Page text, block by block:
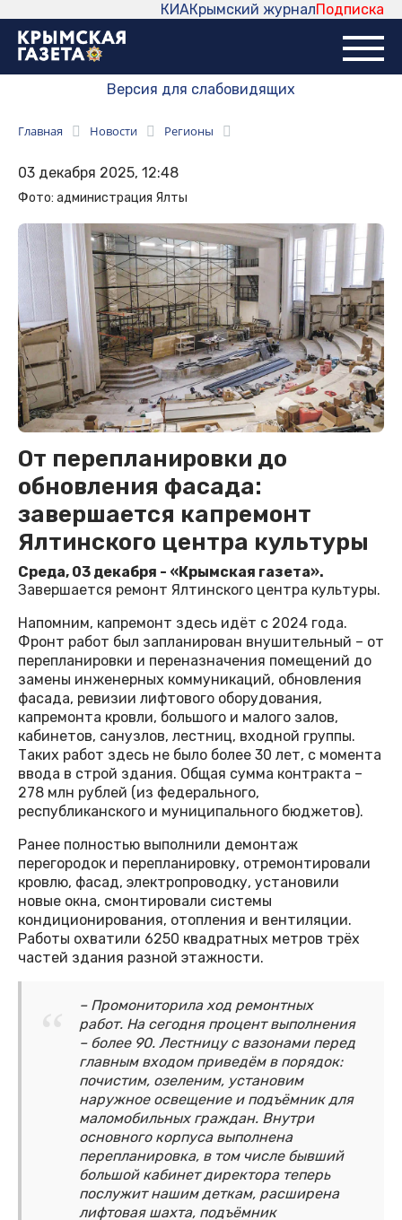
Подписка
Крымский журнал
КИА
Версия для слабовидящих
Главная Новости Регионы
03 декабря 2025, 12:48
Фото: администрация Ялты
От перепланировки до
обновления фасада:
завершается капремонт
Ялтинского центра культуры
Среда, 03 декабря - «Крымская газета».
Завершается ремонт Ялтинского центра культуры.
Напомним, капремонт здесь идёт с 2024 года.
Фронт работ был запланирован внушительный – от
перепланировки и переназначения помещений до
замены инженерных коммуникаций, обновления
фасада, ревизии лифтового оборудования,
капремонта кровли, большого и малого залов,
кабинетов, санузлов, лестниц, входной группы.
Таких работ здесь не было более 30 лет, с момента
ввода в строй здания. Общая сумма контракта –
278 млн рублей (из федерального,
республиканского и муниципального бюджетов).
Ранее полностью выполнили демонтаж
перегородок и перепланировку, отремонтировали
кровлю, фасад, электропроводку, установили
новые окна, смонтировали системы
кондиционирования, отопления и вентиляции.
Работы охватили 6250 квадратных метров трёх
частей здания разной этажности.
– Промониторила ход ремонтных
работ. На сегодня процент выполнения
– более 90. Лестницу с вазонами перед
главным входом приведём в порядок:
почистим, озеленим, установим
наружное освещение и подъёмник для
маломобильных граждан. Внутри
основного корпуса выполнена
перепланировка, в том числе бывший
большой кабинет директора теперь
послужит нашим деткам, расширена
лифтовая шахта, подъёмник